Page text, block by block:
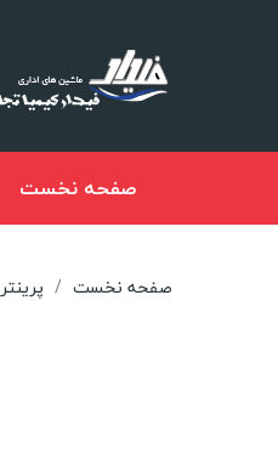
صفحه نخست
صفحه نخست پرینتر